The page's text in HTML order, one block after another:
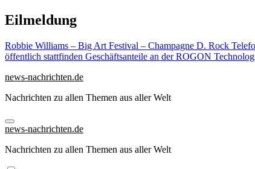
Zu
Inhalten
Eilmeldung
Robbie Williams – Big Art Festival – Champagne D. Rock
öffentlich stattfinden Geschäftsanteile an der ROGON
news-nachrichten.de
Nachrichten zu allen Themen aus aller Welt
news-nachrichten.de
Nachrichten zu allen Themen aus aller Welt